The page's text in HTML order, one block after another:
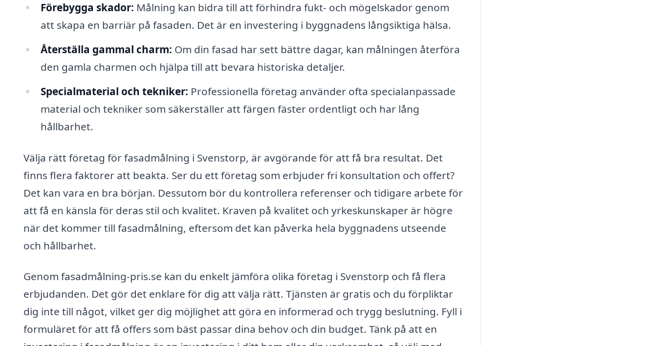
Förebygga skador: Målning kan bidra till att förhindra fukt- och mögelskador genom
att skapa en barriär på fasaden. Det är en investering i byggnadens långsiktiga hälsa.
Återställa gammal charm: Om din fasad har sett bättre dagar, kan målningen återföra
den gamla charmen och hjälpa till att bevara historiska detaljer.
Specialmaterial och tekniker: Professionella företag använder ofta specialanpassade
material och tekniker som säkerställer att färgen fäster ordentligt och har lång
hållbarhet.
Välja rätt företag för fasadmålning i Svenstorp, är avgörande för att få bra resultat. Det
finns flera faktorer att beakta. Ser du ett företag som erbjuder fri konsultation och offert?
Det kan vara en bra början. Dessutom bör du kontrollera referenser och tidigare arbete för
att få en känsla för deras stil och kvalitet. Kraven på kvalitet och yrkeskunskaper är högre
när det kommer till fasadmålning, eftersom det kan påverka hela byggnadens utseende
och hållbarhet.
Genom fasadmålning-pris.se kan du enkelt jämföra olika företag i Svenstorp och få flera
erbjudanden. Det gör det enklare för dig att välja rätt. Tjänsten är gratis och du förpliktar
dig inte till något, vilket ger dig möjlighet att göra en informerad och trygg beslutning. Fyll i
formuläret för att få offers som bäst passar dina behov och din budget. Tänk på att en